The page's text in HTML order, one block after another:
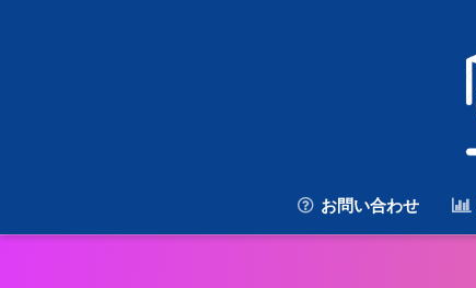
お問い合わせ